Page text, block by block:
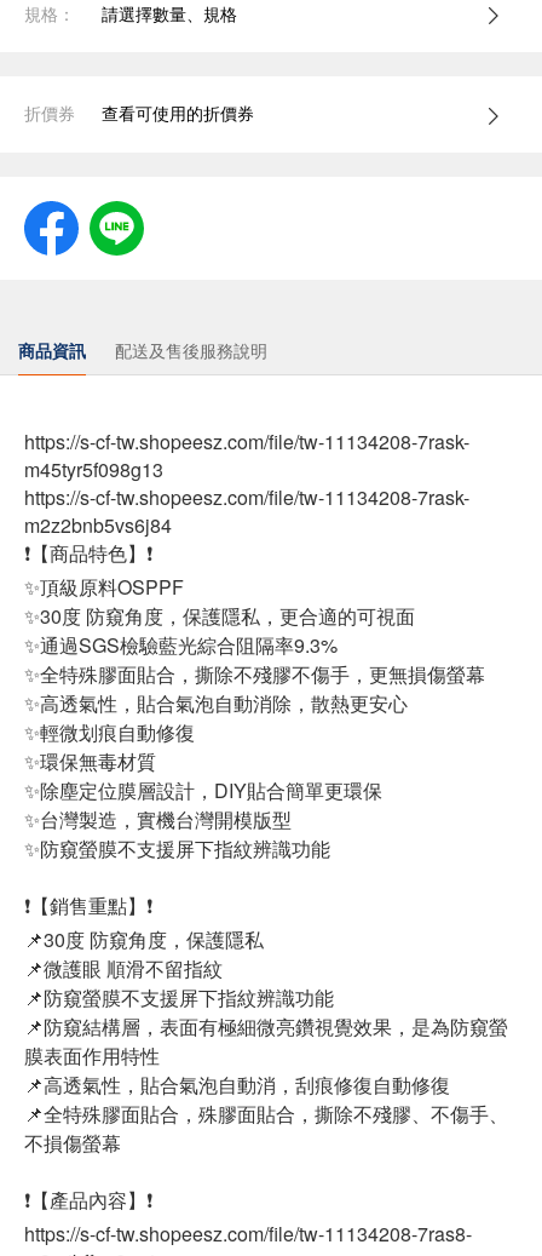
規格： 請選擇數量、規格
折價券 查看可使用的折價券
商品資訊 配送及售後服務說明
https://s-cf-tw.shopeesz.com/file/tw-11134208-7rask-
m45tyr5f098g13
https://s-cf-tw.shopeesz.com/file/tw-11134208-7rask-
m2z2bnb5vs6j84
❗【商品特色】❗
✨頂級原料OSPPF
✨30度 防窺角度，保護隱私，更合適的可視面
✨通過SGS檢驗藍光綜合阻隔率9.3%
✨全特殊膠面貼合，撕除不殘膠不傷手，更無損傷螢幕
✨高透氣性，貼合氣泡自動消除，散熱更安心
✨輕微划痕自動修復
✨環保無毒材質
✨除塵定位膜層設計，DIY貼合簡單更環保
✨台灣製造，實機台灣開模版型
✨防窺螢膜不支援屏下指紋辨識功能
❗【銷售重點】❗
📌30度 防窺角度，保護隱私
📌微護眼 順滑不留指紋
📌防窺螢膜不支援屏下指紋辨識功能
📌防窺結構層，表面有極細微亮鑽視覺效果，是為防窺螢
膜表面作用特性
📌高透氣性，貼合氣泡自動消，刮痕修復自動修復
📌全特殊膠面貼合，殊膠面貼合，撕除不殘膠、不傷手、
不損傷螢幕
❗【產品內容】❗
https://s-cf-tw.shopeesz.com/file/tw-11134208-7ras8-